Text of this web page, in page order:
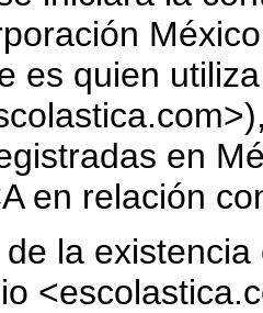
es quien
en
en relación
la